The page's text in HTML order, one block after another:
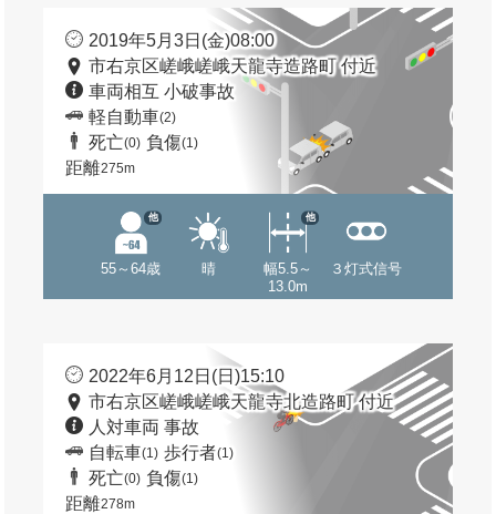
2019年5月3日(金)08:00
市右京区嵯峨嵯峨天龍寺造路町 付近
車両相互 小破事故
軽自動車(2)
死亡(0) 負傷(1)
距離275m
55～64歳
他
晴
幅5.5～
13.0m
他
３灯式信号
2022年6月12日(日)15:10
市右京区嵯峨嵯峨天龍寺北造路町 付近
人対車両 事故
自転車(1) 歩行者(1)
死亡(0) 負傷(1)
距離278m